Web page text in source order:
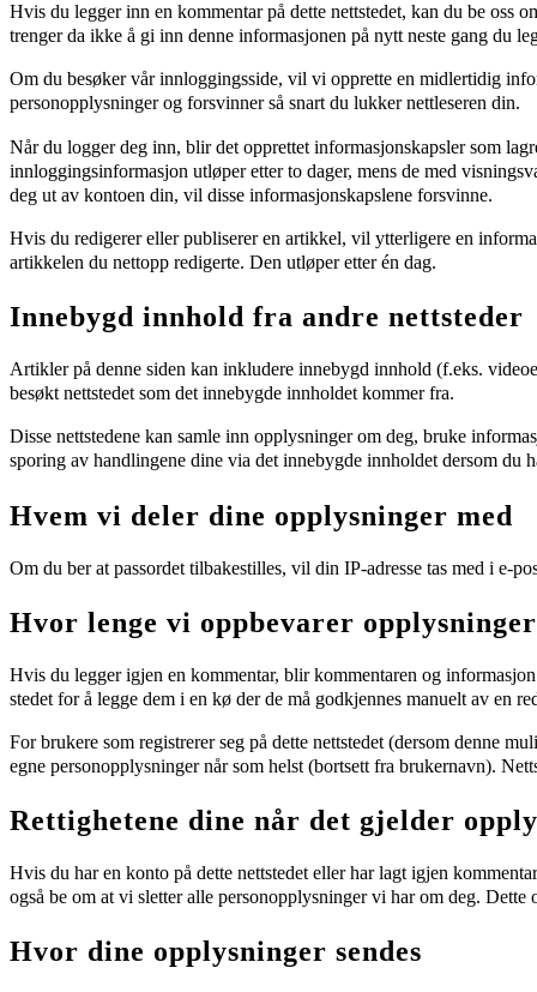
Hvis du legger inn en kommentar på dette nettstedet, kan du be oss
trenger da ikke å gi inn denne informasjonen på nytt neste gang du
Om du besøker vår innloggingsside, vil vi opprette en midlertidig
personopplysninger og forsvinner så snart du lukker nettleseren din.
Når du logger deg inn, blir det opprettet informasjonskapsler som
innloggingsinformasjon utløper etter to dager, mens de med
deg ut av kontoen din, vil disse informasjonskapslene forsvinne.
Hvis du redigerer eller publiserer en artikkel, vil ytterligere en
artikkelen du nettopp redigerte. Den utløper etter én dag.
Innebygd innhold fra andre nettsteder
Artikler på denne siden kan inkludere innebygd innhold (f.eks.
besøkt nettstedet som det innebygde innholdet kommer fra.
Disse nettstedene kan samle inn opplysninger om deg, bruke
sporing av handlingene dine via det innebygde innholdet dersom du
Hvem vi deler dine opplysninger med
Om du ber at passordet tilbakestilles, vil din IP-adresse tas med i e-
Hvor lenge vi oppbevarer
Hvis du legger igjen en kommentar, blir kommentaren og
stedet for å legge dem i en kø der de må godkjennes manuelt av en
For brukere som registrerer seg på dette nettstedet (dersom denne
egne personopplysninger når som helst (bortsett fra brukernavn).
Rettighetene dine når det gjelder
Hvis du har en konto på dette nettstedet eller har lagt igjen
også be om at vi sletter alle personopplysninger vi har om deg.
Hvor dine opplysninger sendes